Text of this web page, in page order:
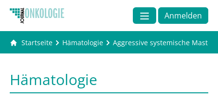
Anmelden
Startseite Hämatologie Aggressive systemische
Hämatologie